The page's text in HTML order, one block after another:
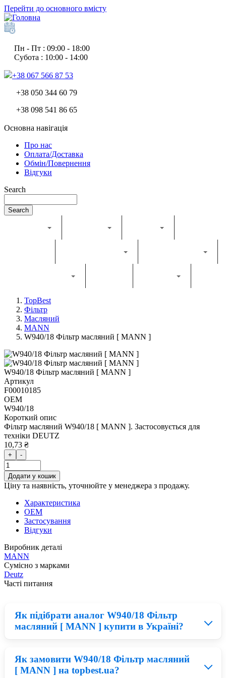
Перейти до основного вмісту
Пн - Пт : 09:00 - 18:00
Субота : 10:00 - 14:00
+38 067 566 87 53
+38 050 344 60 79
+38 098 541 86 65
Основна навігація
Про нас
Оплата/Доставка
Обмін/Повернення
Відгуки
Search
Search
TopBest
Фільтр
Масляний
MANN
W940/18 Фільтр масляний [ MANN ]
W940/18 Фільтр масляний [ MANN ]
Артикул
F00010185
OEM
W940/18
Короткий опис
Фільтр масляний W940/18 [ MANN ]. Застосовується для
техніки DEUTZ
10,73 ₴
+ -
Додати у кошик
Ціну та наявність, уточнюйте у менеджера з продажу.
Характеристика
OEM
Застосування
Відгуки
Виробник деталі
MANN
Сумісно з марками
Deutz
Часті питання
Як підібрати аналог W940/18 Фільтр
масляний [ MANN ] купити в Україні?
Для того, щоб обрати якісний аналог Фільтр MANN
потрібно розуміти, що дешеві деталі для техніки
Як замовити W940/18 Фільтр масляний
[ MANN ] на topbest.ua?